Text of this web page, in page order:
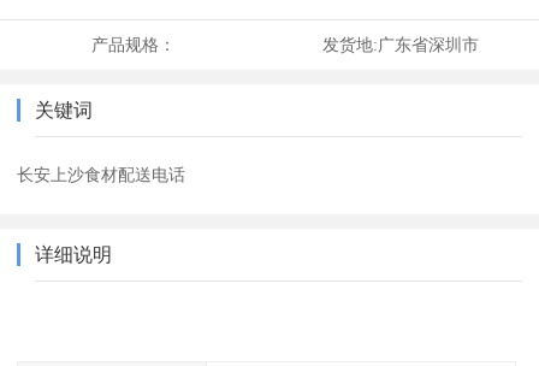
产品规格： 发货地:广东省深圳市
关键词
长安上沙食材配送电话
详细说明